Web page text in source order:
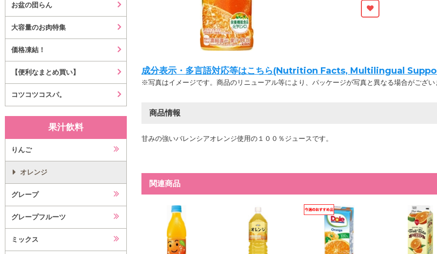
お盆の団らん
大容量のお肉特集
価格凍結！
【便利なまとめ買い】
コツコツコスパ。
果汁飲料
りんご
オレンジ
グレープ
グレープフルーツ
ミックス
成分表示・多言語対応等はこちら(Nutrition Facts, Multilingual
※写真はイメージです。商品のリニューアル等により、パッケージが写真と異なる場合がござい
商品情報
甘みの強いバレンシアオレンジ使用の１００％ジュースです。
関連商品